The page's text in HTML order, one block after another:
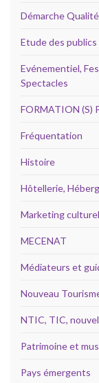
Démarche Qualité
Etude des publics
Evénementiel,
Spectacles
FORMATION (S)
Fréquentation
Histoire
Hôtellerie,
Marketing culturel
MECENAT
Médiateurs et
Nouveau
NTIC, TIC,
Patrimoine et
Pays émergents